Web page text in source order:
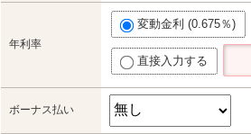
年利率
変動金利 (0.675％)
直接入力する
ボーナス払い